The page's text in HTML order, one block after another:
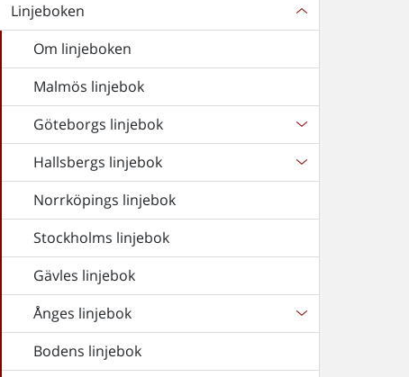
Linjeboken
Om linjeboken
Malmös linjebok
Göteborgs linjebok
Hallsbergs linjebok
Norrköpings linjebok
Stockholms linjebok
Gävles linjebok
Ånges linjebok
Bodens linjebok